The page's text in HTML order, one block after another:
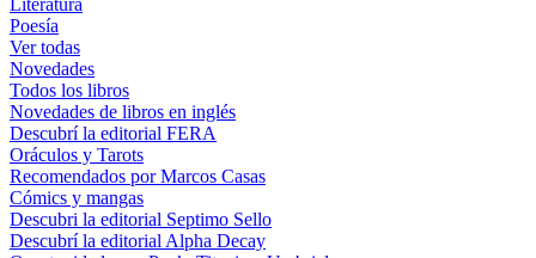
Literatura
Poesía
Ver todas
Novedades
Todos los libros
Novedades de libros en inglés
Descubrí la editorial FERA
Oráculos y Tarots
Recomendados por Marcos Casas
Cómics y mangas
Descubri la editorial Septimo Sello
Descubrí la editorial Alpha Decay